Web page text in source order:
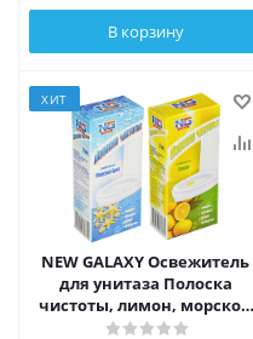
В корзину
ХИТ
NEW GALAXY Освежитель
для унитаза Полоска
чистоты, лимон, морской
бриз